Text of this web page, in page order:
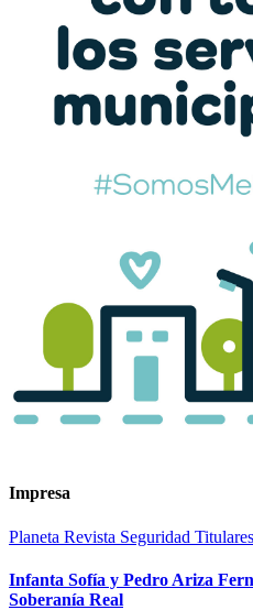
Impresa
Planeta Revista Seguridad Titulares
Infanta Sofía y Pedro Ariza
Soberanía Real